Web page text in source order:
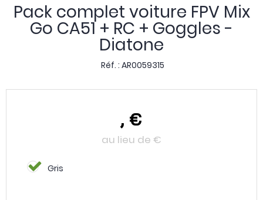
Pack complet voiture FPV Mix
Go CA51 + RC + Goggles -
Diatone
Réf. : AR0059315
, €
au lieu de €
Gris